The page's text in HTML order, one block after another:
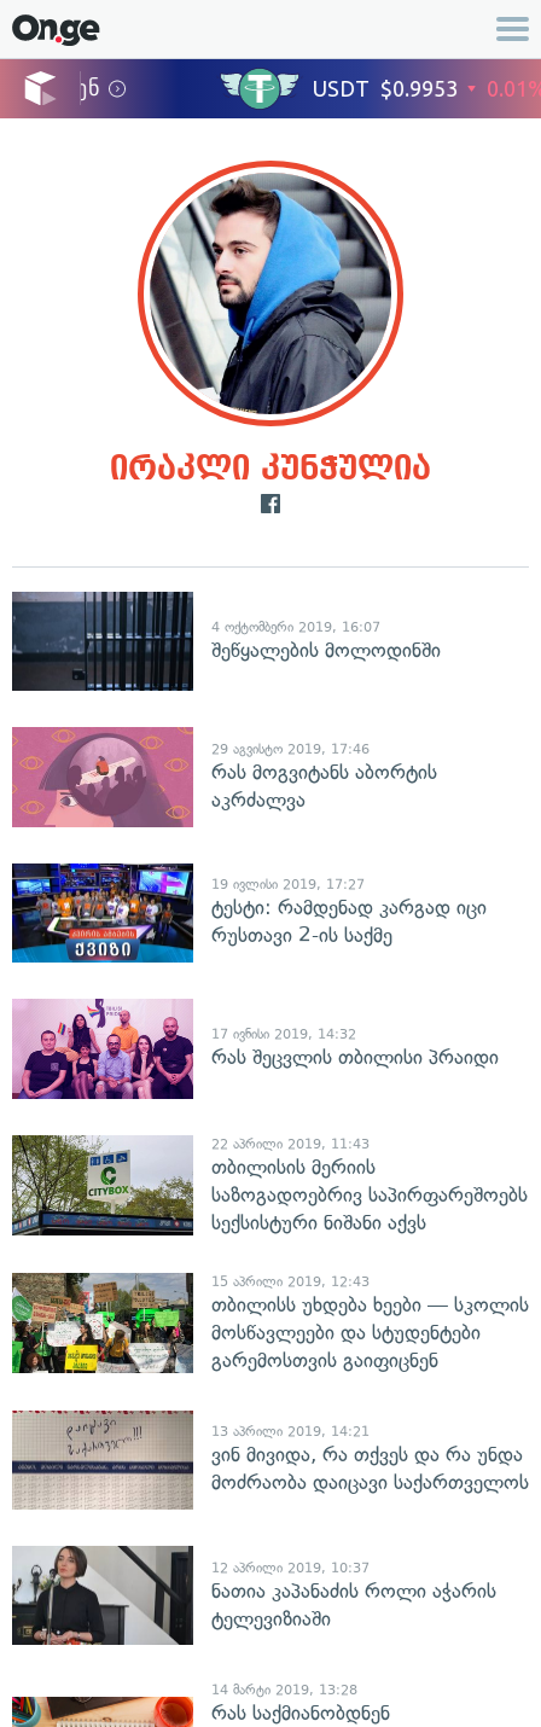
ირაკლი კუნჭულია
4 ოქტომბერი 2019, 16:07
შეწყალების მოლოდინში
29 აგვისტო 2019, 17:46
რას მოგვიტანს აბორტის
აკრძალვა
19 ივლისი 2019, 17:27
ტესტი: რამდენად კარგად იცი
რუსთავი 2-ის საქმე
17 ივნისი 2019, 14:32
რას შეცვლის თბილისი პრაიდი
22 აპრილი 2019, 11:43
თბილისის მერიის
საზოგადოებრივ საპირფარეშოებს
სექსისტური ნიშანი აქვს
15 აპრილი 2019, 12:43
თბილისს უხდება ხეები — სკოლის
მოსწავლეები და სტუდენტები
გარემოსთვის გაიფიცნენ
13 აპრილი 2019, 14:21
ვინ მივიდა, რა თქვეს და რა უნდა
მოძრაობა დაიცავი საქართველოს
12 აპრილი 2019, 10:37
ნათია კაპანაძის როლი აჭარის
ტელევიზიაში
14 მარტი 2019, 13:28
რას საქმიანობდნენ